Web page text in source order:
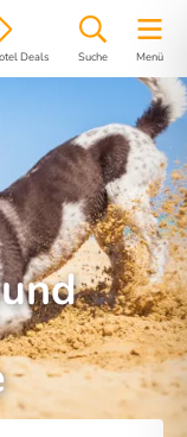
Deals Suche Menü